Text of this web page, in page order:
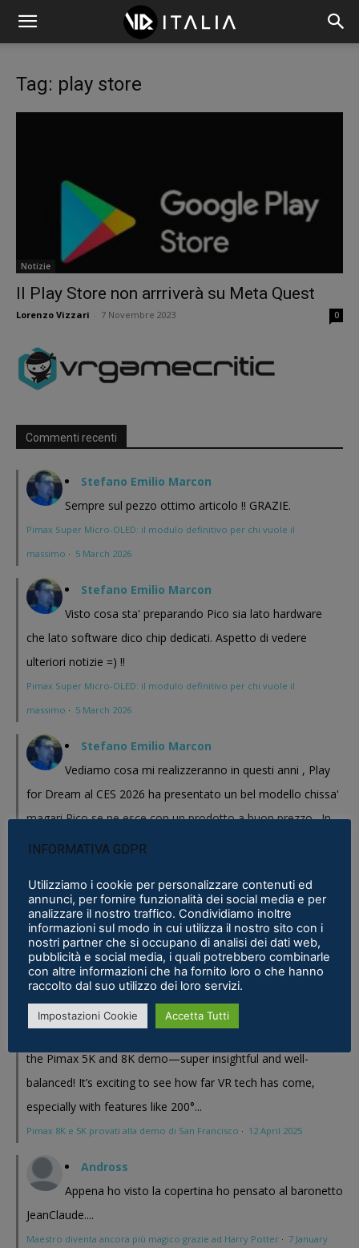
Tag: play store
Notizie
Il Play Store non arrriverà su Meta Quest
Lorenzo Vizzari 7 Novembre 2023 0
Commenti recenti
Stefano Emilio Marcon
Sempre sul pezzo ottimo articolo !! GRAZIE.
Pimax Super Micro-OLED: il modulo definitivo per chi vuole il
massimo · 5 March 2026
Stefano Emilio Marcon
Visto cosa sta' preparando Pico sia lato hardware
che lato software dico chip dedicati. Aspetto di vedere
ulteriori notizie =) !!
Pimax Super Micro-OLED: il modulo definitivo per chi vuole il
massimo · 5 March 2026
Stefano Emilio Marcon
Vediamo cosa mi realizzeranno in questi anni , Play
for Dream al CES 2026 ha presentato un bel modello chissa'
magari Pico se ne esce con un prodotto a buon prezzo . In
sostanza i prodotti cinesi...
Quest - VR ITALIA·25 February 2026
Fabio
Se fosse disponibile lo prenderei al volo
Samsung Galaxy XR è realtà, ma ne avevamo bisogno? ·16 January 2026
Eric Marcus
the Pimax 5K and 8K demo—super insightful and well-
balanced! It’s exciting to see how far VR tech has come,
especially with features like 200°...
Pimax 8K e 5K provati alla demo di San Francisco · 12 April 2025
Andross
Appena ho visto la copertina ho pensato al baronetto
JeanClaude....
Maestro diventa ancora più magico grazie ad Harry Potter · 7 January
INFORMATIVA GDPR
Utilizziamo i cookie per personalizzare contenuti ed
annunci, per fornire funzionalità dei social media e per
analizzare il nostro traffico. Condividiamo inoltre
informazioni sul modo in cui utilizza il nostro sito con i
nostri partner che si occupano di analisi dei dati web,
pubblicità e social media, i quali potrebbero combinarle
con altre informazioni che ha fornito loro o che hanno
raccolto dal suo utilizzo dei loro servizi.
Impostazioni Cookie Accetta Tutti